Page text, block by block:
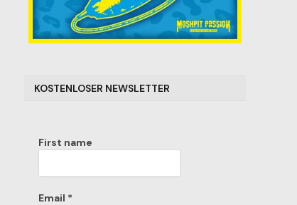
KOSTENLOSER NEWSLETTER
First name
Email *